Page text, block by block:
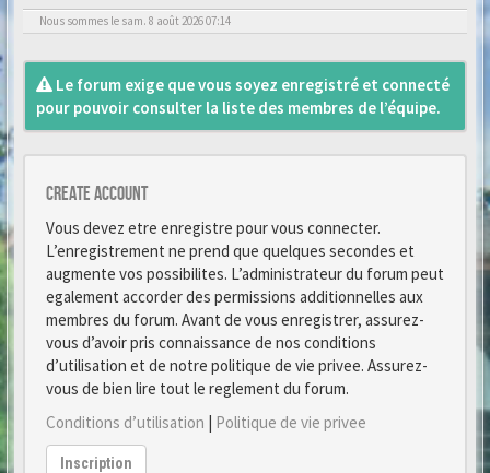
Nous sommes le sam. 8 août 2026 07:14
Le forum exige que vous soyez enregistré et connecté
pour pouvoir consulter la liste des membres de l’équipe.
Create account
Vous devez etre enregistre pour vous connecter.
L’enregistrement ne prend que quelques secondes et
augmente vos possibilites. L’administrateur du forum peut
egalement accorder des permissions additionnelles aux
membres du forum. Avant de vous enregistrer, assurez-
vous d’avoir pris connaissance de nos conditions
d’utilisation et de notre politique de vie privee. Assurez-
vous de bien lire tout le reglement du forum.
Conditions d’utilisation | Politique de vie privee
Inscription